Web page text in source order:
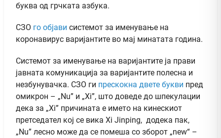
буква од грчката азбука.
СЗО го објави системот за именување на
коронавирус варијантите во мај минатата година.
Системот за именување на варијантите ја прави
јавната комуникација за варијантите полесна и
незбунувачка. СЗО ги прескокна двете букви пред
омикрон – „Nu” и „Xi”, што доведе до шпекулации
дека за „Xi” причината е името на кинескиот
претседател кој се вика Xi Jinping, додека пак,
„Nu” лесно може да се помеша со зборот „new“ –